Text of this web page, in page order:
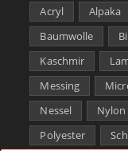
Acryl Alpaka
Baumwolle
Kaschmir
Messing
Nessel
Nylon
Polyester